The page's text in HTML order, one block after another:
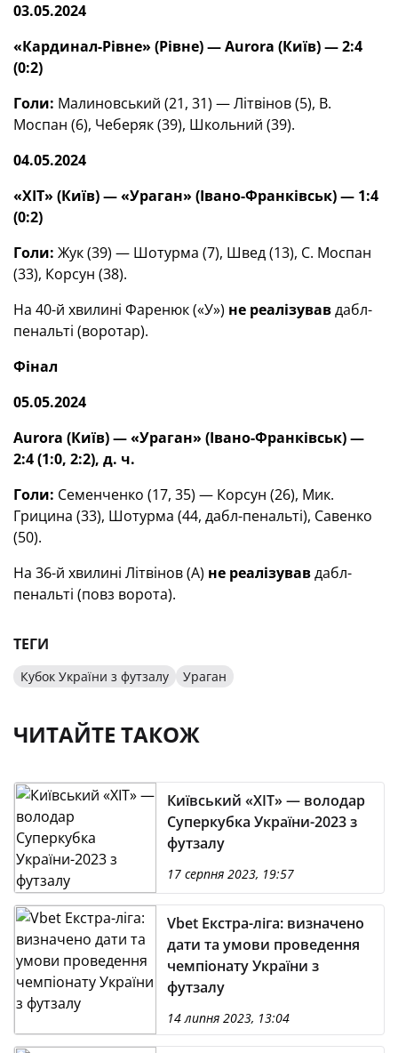
03.05.2024
«Кардинал-Рівне» (Рівне) —Aurora (Київ) — 2:4
(0:2)
Голи: Малиновський (21, 31) — Літвінов (5), В.
Моспан (6), Чеберяк (39), Школьний (39).
04.05.2024
«ХІТ» (Київ) — «Ураган» (Івано-Франківськ) — 1:4
(0:2)
Голи: Жук (39) — Шотурма (7), Швед (13), С. Моспан
(33), Корсун (38).
На 40-й хвилині Фаренюк («У») не реалізувавдабл-
пенальті (воротар).
Фінал
05.05.2024
Aurora (Київ) — «Ураган» (Івано-Франківськ) —
2:4 (1:0, 2:2), д. ч.
Голи: Семенченко (17, 35) — Корсун (26), Мик.
Грицина (33), Шотурма (44, дабл-пенальті), Савенко
(50).
На 36-й хвилині Літвінов (A) не реалізувавдабл-
пенальті (повз ворота).
ТЕГИ
Кубок України з футзалу Ураган
ЧИТАЙТЕ ТАКОЖ
Київський «ХІТ» — володар
Суперкубка України-2023 з
футзалу
17 серпня 2023, 19:57
Vbet Екстра-ліга: визначено
дати та умови проведення
чемпіонату України з
футзалу
14 липня 2023, 13:04